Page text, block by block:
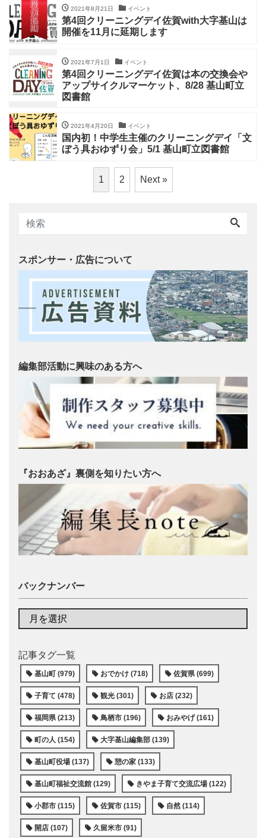
2021年8月21日 イベント
第4回クリーニングデイ佐賀with大字基山は
開催を11月に延期します
2021年7月1日 イベント
第4回クリーニングデイ佐賀は本の交換会や
アップサイクルマーケット、8/28 基山町立
図書館
2021年4月20日 イベント
国内初！中学生主催のクリーニングデイ「文
ぼう具おゆずり会」5/1 基山町立図書館
1 2 Next »
スポンサー・広告について
編集部活動に興味のある方へ
『おおあざ』裏側を知りたい方へ
バックナンバー
記事タグ一覧
基山町 (979) おでかけ (718) 佐賀県 (699)
子育て (478) 観光 (301) お店 (232)
福岡県 (213) 鳥栖市 (196) おみやげ (161)
町の人 (154) 大字基山編集部 (139)
基山町役場 (137) 憩の家 (133)
基山町福祉交流館 (129) きやま子育て交流広場 (122)
小郡市 (115) 佐賀市 (115) 自然 (114)
開店 (107) 久留米市 (91)